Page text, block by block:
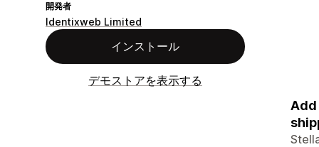
開発者
Identixweb Limited
インストール
デモストアを表示する
Add